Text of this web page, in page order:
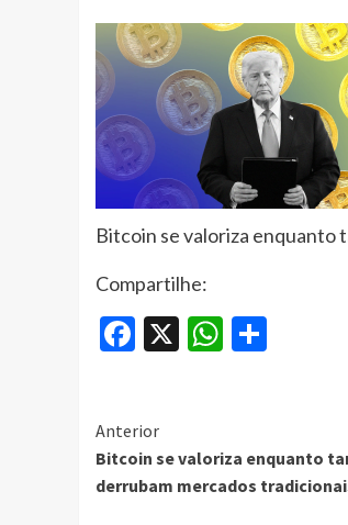
​Bitcoin se valoriza enquanto
Compartilhe:
Facebook
X
Continue
Reading
Anterior
​Bitcoin se valoriza enquanto
derrubam mercados